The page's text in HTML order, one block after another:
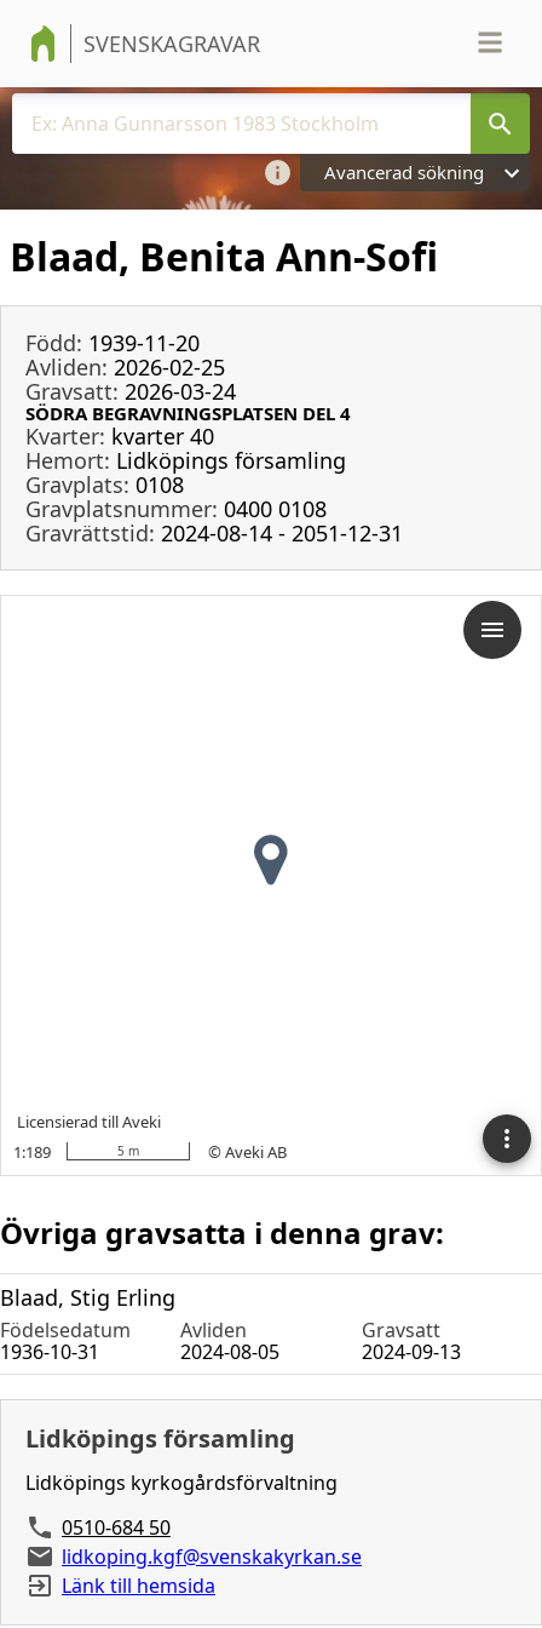
SVENSKAGRAVAR
Avancerad sökning
Blaad, Benita Ann-Sofi
Född: 1939-11-20
Avliden: 2026-02-25
Gravsatt: 2026-03-24
SÖDRA BEGRAVNINGSPLATSEN DEL 4
Kvarter: kvarter 40
Hemort: Lidköpings församling
Gravplats: 0108
Gravplatsnummer: 0400 0108
Gravrättstid: 2024-08-14 - 2051-12-31
Övriga gravsatta i denna grav:
Blaad, Stig Erling
Födelsedatum Avliden
Gravsatt
1936-10-31
2024-08-05 2024-09-13
Lidköpings församling
Lidköpings kyrkogårdsförvaltning
0510-684 50
lidkoping.kgf@svenskakyrkan.se
Länk till hemsida